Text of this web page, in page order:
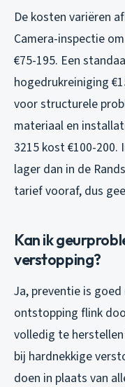
De kosten variëren
Camera-inspectie
€75-195. Een
hogedrukreiniging
voor structurele
materiaal en
3215 kost €100-200.
lager dan in de
tarief vooraf, dus
Kan ik
verstopping?
Ja, preventie is
ontstopping flink
volledig te
bij hardnekkige
doen in plaats van